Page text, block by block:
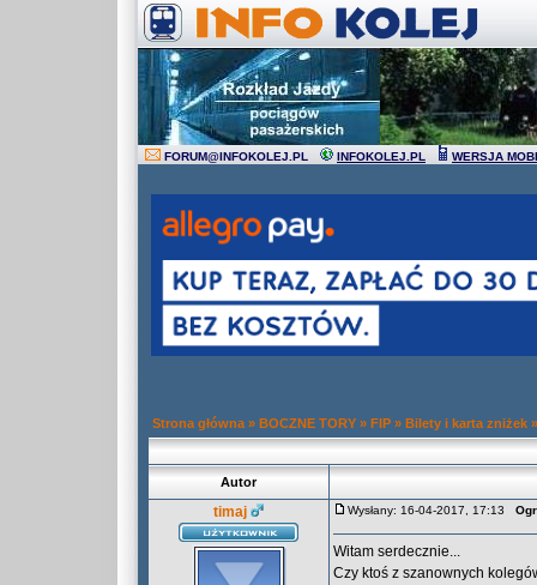
FORUM@INFOKOLEJ.PL INFOKOLEJ.PL WERSJA
Strona główna » BOCZNE TORY » FIP » Bilety i karta zniżek
Autor
timaj Wysłany: 16-04-2017, 17:13
Witam serdecznie...
Czy ktoś z szanownych